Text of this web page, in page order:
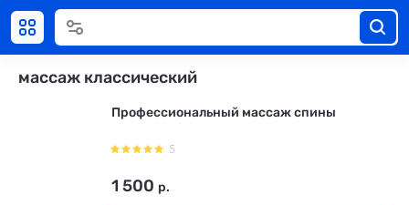
массаж классический
Профессиональный массаж спины
5
1 500 р.